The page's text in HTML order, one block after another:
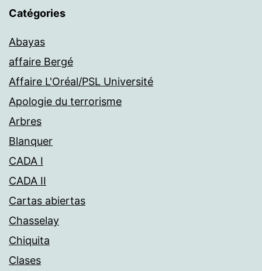
Catégories
Abayas
affaire Bergé
Affaire L'Oréal/PSL Université
Apologie du terrorisme
Arbres
Blanquer
CADA I
CADA II
Cartas abiertas
Chasselay
Chiquita
Clases